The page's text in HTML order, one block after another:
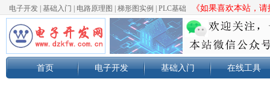
电子开发 基础入门 电路原理图 梯形图实例 PLC基础 《如果喜欢本站，
首页 电子开发 基础入门 在线工具